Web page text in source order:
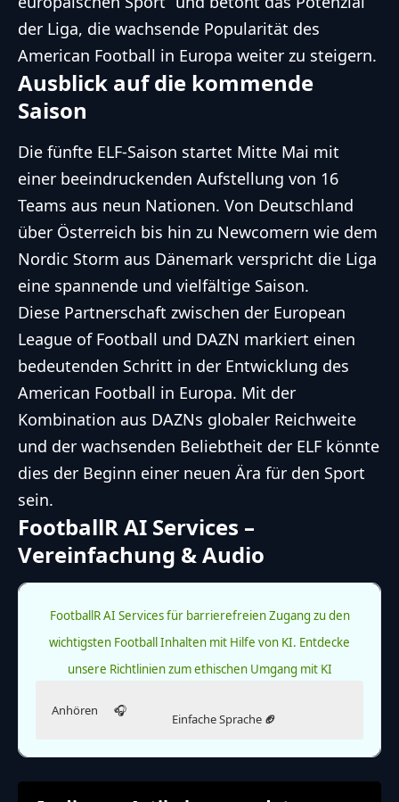
der Liga, die wachsende Popularität des
American Football in Europa weiter zu steigern.
Ausblick auf die kommende
Saison
Die fünfte ELF-Saison startet Mitte Mai mit
einer beeindruckenden Aufstellung von 16
Teams aus neun Nationen. Von Deutschland
über Österreich bis hin zu Newcomern wie dem
Nordic Storm aus Dänemark verspricht die Liga
eine spannende und vielfältige Saison.
Diese Partnerschaft zwischen der European
League of Football und DAZN markiert einen
bedeutenden Schritt in der Entwicklung des
American Football in Europa. Mit der
Kombination aus DAZNs globaler Reichweite
und der wachsenden Beliebtheit der ELF könnte
dies der Beginn einer neuen Ära für den Sport
sein.
FootballR AI Services –
Vereinfachung & Audio
FootballR AI Services für barrierefreien Zugang zu den
wichtigsten Football Inhalten mit Hilfe von KI. Entdecke
unsere Richtlinien zum ethischen Umgang mit KI
Anhören 🎧
Einfache Sprache 🏈